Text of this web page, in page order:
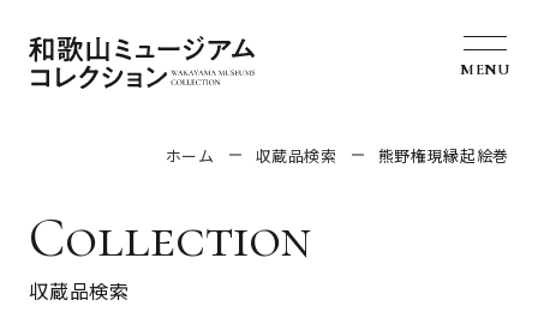
MENU
ホーム 収蔵品検索 熊野権現縁起絵巻
Collection
収蔵品検索